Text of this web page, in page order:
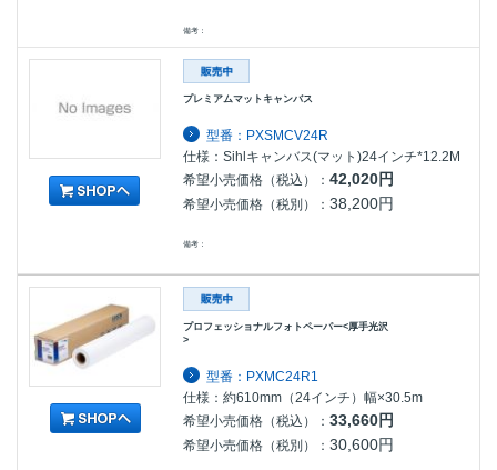
備考：
プレミアムマットキャンバス
型番：PXSMCV24R
仕様：Sihlキャンバス(マット)24インチ*12.2M
希望小売価格（税込）： 42,020円
希望小売価格（税別）： 38,200円
備考：
プロフェッショナルフォトペーパー<厚手光沢
>
型番：PXMC24R1
仕様：約610mm（24インチ）幅×30.5m
希望小売価格（税込）：33,660円
希望小売価格（税別）：30,600円